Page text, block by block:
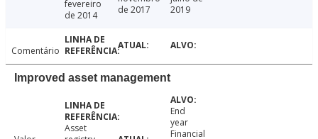
fevereiro
de 2014
de 2017
2019
Comentário
Improved asset management
Asset
End
year
Financial